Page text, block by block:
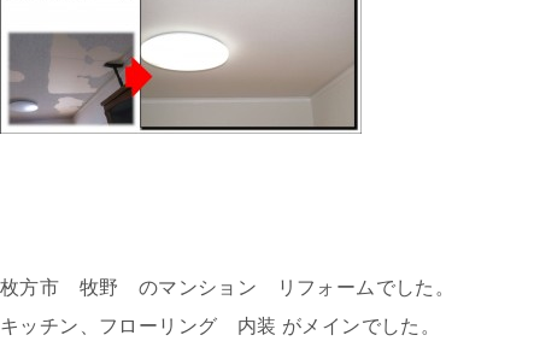
枚方市 牧野 のマンション リフォームでした。
キッチン、フローリング 内装 がメインでした。